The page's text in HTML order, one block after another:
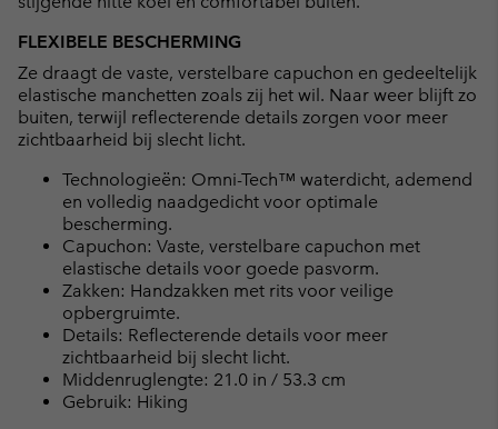
FLEXIBELE BESCHERMING
Ze draagt de vaste, verstelbare capuchon en gedeeltelijk
elastische manchetten zoals zij het wil. Naar weer blijft zo
buiten, terwijl reflecterende details zorgen voor meer
zichtbaarheid bij slecht licht.
Technologieën: Omni-Tech™ waterdicht, ademend
en volledig naadgedicht voor optimale
bescherming.
Capuchon: Vaste, verstelbare capuchon met
elastische details voor goede pasvorm.
Zakken: Handzakken met rits voor veilige
opbergruimte.
Details: Reflecterende details voor meer
zichtbaarheid bij slecht licht.
Middenruglengte: 21.0 in / 53.3 cm
Gebruik: Hiking